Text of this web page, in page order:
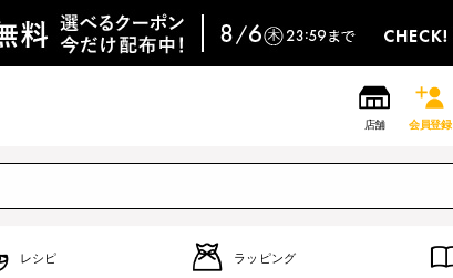
店舗 会員登録
レシピ ラッピング